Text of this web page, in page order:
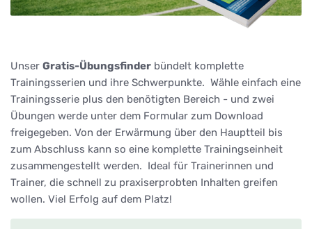
Unser Gratis-Übungsfinder bündelt komplette
Trainingsserien und ihre Schwerpunkte. Wähle einfach eine
Trainingsserie plus den benötigten Bereich - und zwei
Übungen werde unter dem Formular zum Download
freigegeben. Von der Erwärmung über den Hauptteil bis
zum Abschluss kann so eine komplette Trainingseinheit
zusammengestellt werden. Ideal für Trainerinnen und
Trainer, die schnell zu praxiserprobten Inhalten greifen
wollen. Viel Erfolg auf dem Platz!